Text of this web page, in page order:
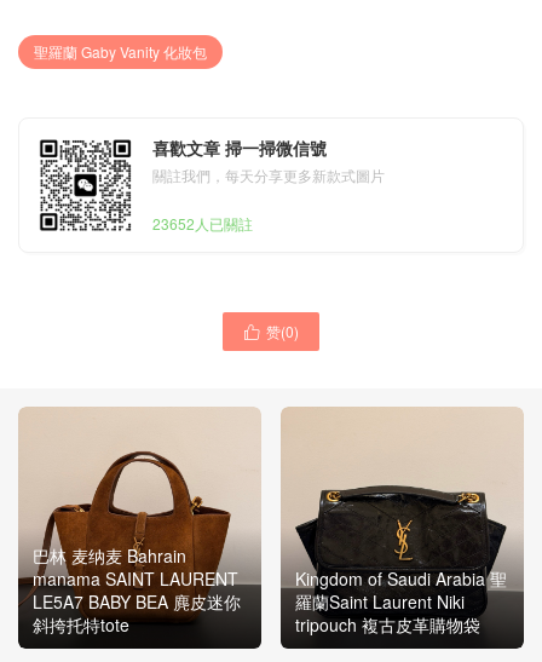
聖羅蘭 Gaby Vanity 化妝包
喜歡文章 掃一掃微信號
關註我們，每天分享更多新款式圖片
23652人已關註
 赞(0)
巴林 麦纳麦 Bahrain
manama SAINT LAURENT
LE5A7 BABY BEA 麂皮迷你
斜挎托特tote
Kingdom of Saudi Arabia 聖
羅蘭Saint Laurent Niki
tripouch 複古皮革購物袋